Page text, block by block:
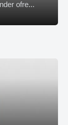
ofre...